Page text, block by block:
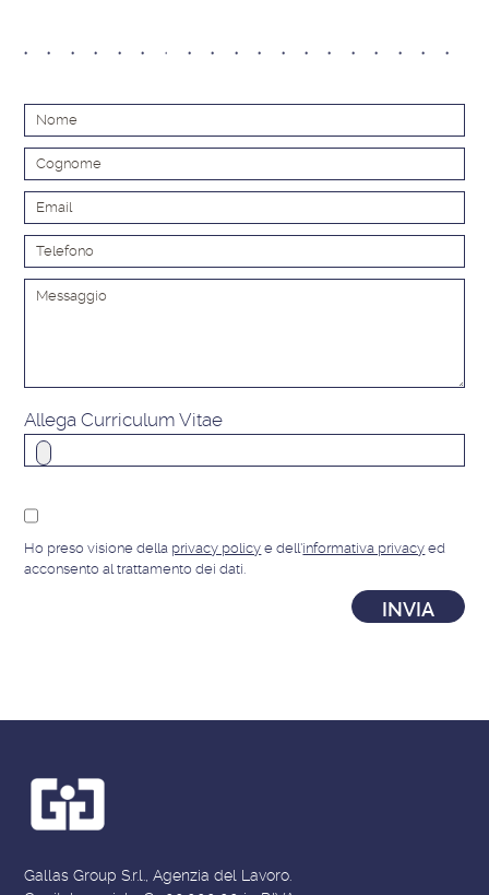
Allega Curriculum Vitae
Ho preso visione della privacy policy e dell'informativa privacy ed
acconsento al trattamento dei dati.
Gallas Group S.r.l., Agenzia del Lavoro.